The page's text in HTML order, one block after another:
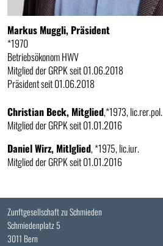
Markus Muggli, Präsident
*1970
Betriebsökonom HWV
Mitglied der GRPK seit 01.06.2018
Präsident seit 01.06.2018
Christian Beck, Mitglied,*1973, lic.rer.pol.
Mitglied der GRPK seit 01.01.2016
Daniel Wirz, Mitlglied, *1975, lic.iur.
Mitglied der GRPK seit 01.01.2016
Zunftgesellschaft zu Schmieden
Schmiedenplatz 5
3011 Bern